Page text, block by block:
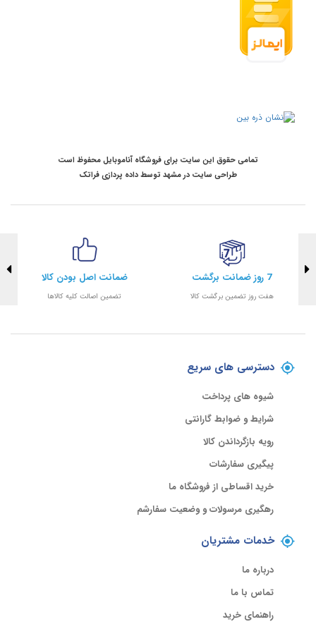
تمامی حقوق این سایت برای فروشگاه آناموبایل محفوظ است
طراحی سایت در مشهد توسطداده پردازی فراتک
7 روز ضمانت برگشت
هفت روز تضمین برگشت کالا
ضمانت اصل بودن کالا
تضمین اصالت کلیه کالاها
دسترسی های سریع
شیوه های پرداخت
شرایط و ضوابط گارانتی
رویه بازگرداندن کالا
پیگیری سفارشات
خرید اقساطی از فروشگاه ما
رهگیری مرسولات و وضعیت سفارشم
خدمات مشتریان
درباره ما
تماس با ما
راهنمای خرید